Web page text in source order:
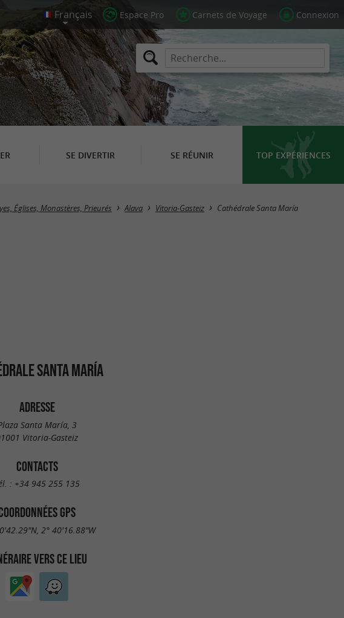
Espace Pro Carnets de Voyage Connexion
SE DIVERTIR SE RÉUNIR TOP EXPÉRIENCES
Églises, Monastères, Prieurés Alava Vitoria-Gasteiz Cathédrale Santa María
SANTA MARÍA
ADRESSE
Santa María, 3
Vitoria-Gasteiz
CONTACTS
: +34 945 255 135
GPS
2° 40'16.88"W
VERS CE LIEU